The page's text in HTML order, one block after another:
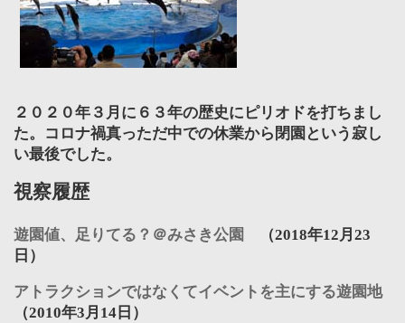
２０２０年３月に６３年の歴史にピリオドを打ちまし
た。コロナ禍真っただ中での休業から閉園という寂し
い最後でした。
視察履歴
遊園値、足りてる？＠みさき公園
（2018年12月23
日）
アトラクションではなくてイベントを主にする遊園地
（2010年3月14日）